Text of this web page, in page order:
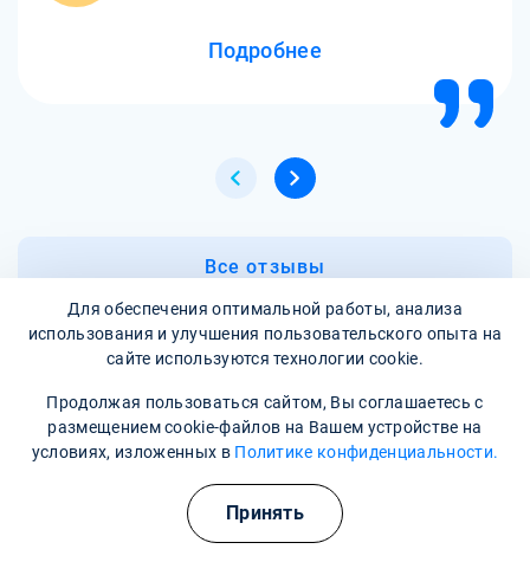
Подробнее
Все отзывы
Написать отзыв
Часто задаваемые вопросы
Профессиональное лечение зависимости. Передовые
методики и препараты, процедуры
Для обеспечения оптимальной работы, анализа
использования и улучшения пользовательского опыта на
сайте используются технологии cookie.
Продолжая пользоваться сайтом, Вы соглашаетесь с
размещением cookie-файлов на Вашем устройстве на
условиях, изложенных в Политике конфиденциальности.
Принять